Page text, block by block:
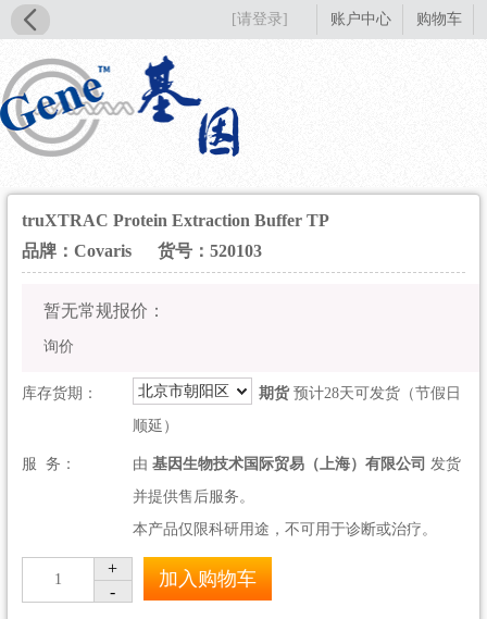
[请登录] 账户中心 购物车
truXTRAC Protein Extraction Buffer TP
品牌：Covaris
货号：520103
暂无常规报价：
询价
库存货期： 北京市朝阳区 期货预计28天可发货（节假日
顺延）
服 务： 由 基因生物技术国际贸易（上海）有限公司 发货
并提供售后服务。
本产品仅限科研用途，不可用于诊断或治疗。
1
+
-
加入购物车